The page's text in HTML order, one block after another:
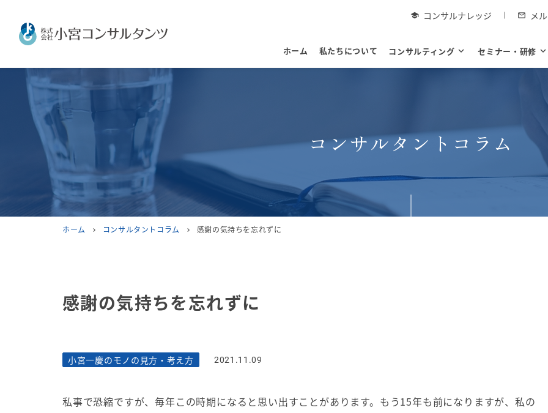
school コンサルナレッジ mail_outline メ
ホーム 私たちについて コンサルティング expand_more セミナー・研修 expand_more
コンサルタントコラム
ホーム chevron_right コンサルタントコラム chevron_right 感謝の気持ちを忘れずに
感謝の気持ちを忘れずに
小宮一慶のモノの見方・考え方 2021.11.09
私事で恐縮ですが、毎年この時期になると思い出すことがあります。もう15年も前になりますが、私の